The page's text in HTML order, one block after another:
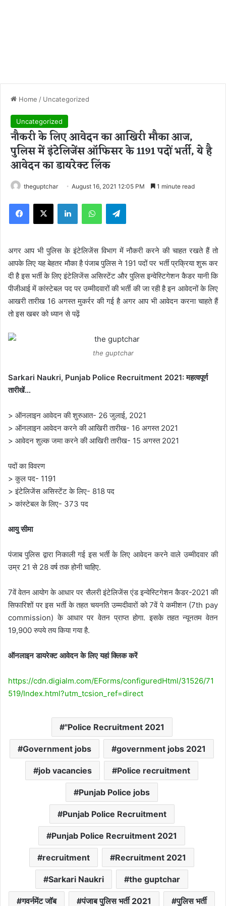
Home / Uncategorized
Uncategorized
नौकरी के लिए आवेदन का आखिरी मौका आज,
पुलिस में इंटेलिजेंस ऑफिसर के 1191 पदों भर्ती, ये है
आवेदन का डायरेक्ट लिंक
theguptchar August 16, 2021 12:05 PM 1 minute read
अगर आप भी पुलिस के इंटेलिजेंस विभाग में नौकरी करने की चाहत रखते हैं तो
आपके लिए यह बेहतर मौका है पंजाब पुलिस ने 191 पदों पर भर्ती प्रक्रिया शुरू कर
दी है इस भर्ती के लिए इंटेलिजेंस असिस्टेंट और पुलिस इन्वेस्टिगेशन कैडर यानी कि
पीजीआई में कांस्टेबल पद पर उम्मीदवारों की भर्ती की जा रही है इन आवेदनों के लिए
आखरी तारीख 16 अगस्त मुकर्रर की गई है अगर आप भी आवेदन करना चाहते हैं
तो इस खबर को ध्यान से पढ़ें
the guptchar
Sarkari Naukri, Punjab Police Recruitment 2021: महत्वपूर्ण
तारीखें…
> ऑनलाइन आवेदन की शुरुआत- 26 जुलाई, 2021
> ऑनलाइन आवेदन करने की आखिरी तारीख- 16 अगस्त 2021
> आवेदन शुल्क जमा करने की आखिरी तारीख- 15 अगस्त 2021
पदों का विवरण
> कुल पद- 1191
> इंटेलिजेंस असिस्टेंट के लिए- 818 पद
> कांस्टेबल के लिए- 373 पद
आयु सीमा
पंजाब पुलिस द्वारा निकाली गई इस भर्ती के लिए आवेदन करने वाले उम्मीदवार की
उम्र 21 से 28 वर्ष तक होनी चाहिए.
7वें वेतन आयोग के आधार पर सैलरी इंटेलिजेंस एंड इन्वेस्टिगेशन कैडर-2021 की
सिफारिशों पर इस भर्ती के तहत चयनति उम्मदीवारों को 7वें पे कमीशन (7th pay
commission) के आधार पर वेतन प्राप्त होगा. इसके तहत न्यूनतम वेतन
19,900 रुपये तय किया गया है.
ऑनलाइन डायरेक्ट आवेदन के लिए यहां क्लिक करें
https://cdn.digialm.com/EForms/configuredHtml/31526/71
519/Index.html?utm_tcsion_ref=direct
"Police Recruitment 2021
Government jobs government jobs 2021
job vacancies Police recruitment
Punjab Police jobs
Punjab Police Recruitment
Punjab Police Recruitment 2021
recruitment Recruitment 2021
Sarkari Naukri the guptchar
गवर्नमेंट जॉब पंजाब पुलिस भर्ती 2021 पुलिस भर्ती